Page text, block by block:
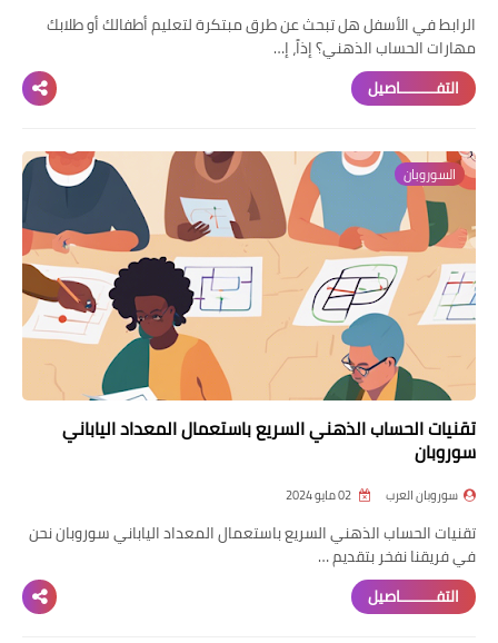
الرابط في الأسفل هل تبحث عن طرق مبتكرة لتعليم أطفالك أو طلابك
مهارات الحساب الذهني؟ إذاً، إ…
التفــــــــاصيل
السوروبان
تقنيات الحساب الذهني السريع باستعمال المعداد الياباني
سوروبان
سوروبان العرب
تقنيات الحساب الذهني السريع باستعمال المعداد الياباني سوروبان نحن
في فريقنا نفخر بتقديم …
التفــــــــاصيل